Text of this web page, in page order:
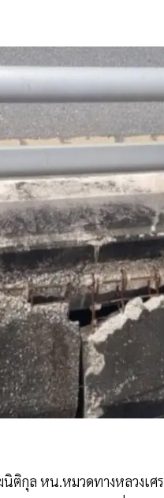
ติกุล หน.หมวดทางหลวงเศ